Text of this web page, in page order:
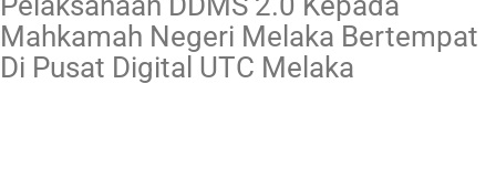
Mahkamah Negeri Melaka Bertempat
Di Pusat Digital UTC Melaka